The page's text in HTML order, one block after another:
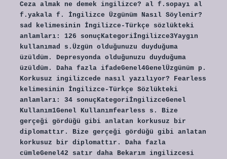
Ceza almak ne demek ingilizce? al f.sopayı al
f.yakala f. İngilizce Üzgünüm Nasıl Söylenir?
sad kelimesinin İngilizce-Türkçe sözlükteki
anlamları: 126 sonuçKategoriİngilizce3Yaygın
kullanımad s.Üzgün ​​olduğunuzu duyduğuma
üzüldüm. Depresyonda olduğunuzu duyduğuma
üzüldüm. Daha fazla ifadeGenel4GenelÜzgünüm p.
Korkusuz ingilizcede nasıl yazılıyor? Fearless
kelimesinin İngilizce-Türkçe Sözlükteki
anlamları: 34 sonuçKategoriİngilizceGenel
Kullanım1Genel Kullanımfearless s. Bize
gerçeği gördüğü gibi anlatan korkusuz bir
diplomattır. Bize gerçeği gördüğü gibi anlatan
korkusuz bir diplomattır. Daha fazla
cümleGenel42 satır daha Bekarım ingilizcesi